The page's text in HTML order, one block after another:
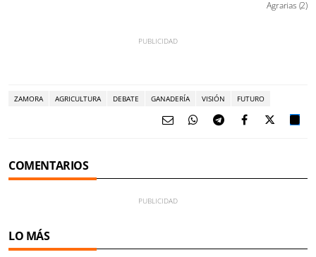
Agrarias (2)
ZAMORA AGRICULTURA DEBATE GANADERÍA VISIÓN FUTURO
COMENTARIOS
LO MÁS